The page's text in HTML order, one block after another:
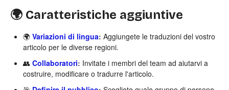
🌍 Caratteristiche aggiuntive
🌍 Variazioni di lingua: Aggiungete le traduzioni del vostro
articolo per le diverse regioni.
👥 Collaboratori: Invitate i membri del team ad aiutarvi a
costruire, modificare o tradurre l'articolo.